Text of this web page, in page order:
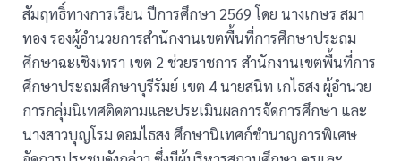
สัมฤทธิ์ทางการเรียน ปีการศึกษา 2569 โดย นางเกษร สมา
ทอง รองผู้อำนวยการสำนักงานเขตพื้นที่การศึกษาประถม
ศึกษาฉะเชิงเทรา เขต 2 ช่วยราชการ สำนักงานเขตพื้นที่การ
ศึกษาประถมศึกษาบุรีรัมย์ เขต 4 นายสนิท เกไธสง ผู้อำนวย
การกลุ่มนิเทศติดตามและประเมินผลการจัดการศึกษา และ
นางสาวบุญโรม ดอมไธสง ศึกษานิเทศก์ชำนาญการพิเศษ